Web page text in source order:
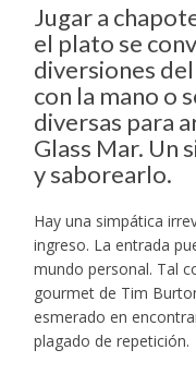
Jugar a
el plato se
diversiones
con la mano o
diversas para
Glass Mar. Un
y saborearlo.
Hay una simpática
ingreso. La entrada
mundo personal. Tal
gourmet de Tim
esmerado en
plagado de repetición.